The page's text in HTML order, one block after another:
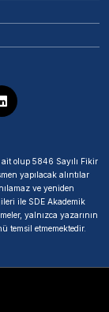
olup 5846 Sayılı Fikir
yapılacak alıntılar
ve yeniden
ile SDE Akademik
yalnızca yazarının
temsil etmemektedir.